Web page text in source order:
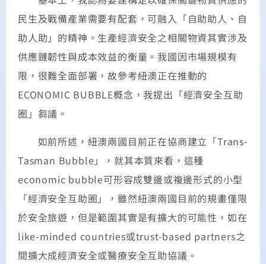
民生及戰備產業需要有配套，可融入「自助助人、自
助人助」的精神。生產經濟安全之相關物資其實涉及
供應鏈韌性與成本效益的衡量。我國因市場規模有
限，很難全面部署，故參考紐澳正在推動的
ECONOMIC BUBBLE概念，我提出「經濟安全互助
圈」芻議。
如前所述，紐澳兩國目前正在協商建立「Trans-
Tasman Bubble」，就其本質來看，這種
economic bubble可形容成雙邊或複邊形式的小型
「經濟安全互助圈」，雖然紐澳兩國目前的規畫僅限
於安全旅遊，但是範圍其實是有擴大的可能性，如在
like-minded countries或trust-based partners之
間擴大成經濟安全或醫療安全互助協議。